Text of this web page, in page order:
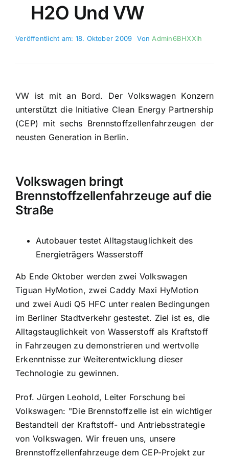
H2O Und VW
Veröffentlicht am: 18. Oktober 2009 VonAdmin6BHXXih
VW ist mit an Bord. Der Volkswagen Konzern
unterstützt die Initiative Clean Energy Partnership
(CEP) mit sechs Brennstoffzellenfahrzeugen der
neusten Generation in Berlin.
Volkswagen bringt
Brennstoffzellenfahrzeuge auf die
Straße
Autobauer testet Alltagstauglichkeit des
Energieträgers Wasserstoff
Ab Ende Oktober werden zwei Volkswagen
Tiguan HyMotion, zwei Caddy Maxi HyMotion
und zwei Audi Q5 HFC unter realen Bedingungen
im Berliner Stadtverkehr gestestet. Ziel ist es, die
Alltagstauglichkeit von Wasserstoff als Kraftstoff
in Fahrzeugen zu demonstrieren und wertvolle
Erkenntnisse zur Weiterentwicklung dieser
Technologie zu gewinnen.
Prof. Jürgen Leohold, Leiter Forschung bei
Volkswagen: "Die Brennstoffzelle ist ein wichtiger
Bestandteil der Kraftstoff- und Antriebsstrategie
von Volkswagen. Wir freuen uns, unsere
Brennstoffzellenfahrzeuge dem CEP-Projekt zur